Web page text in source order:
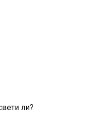
ли?